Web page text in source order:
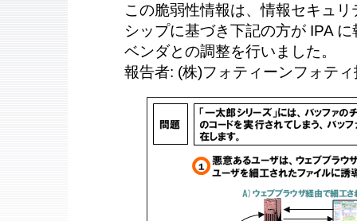
この脆弱性情報は、情報セキュ
シップに基づき下記の方が IPA
ベンダとの調整を行いました。
報告者: (株)フォティーンフォテ